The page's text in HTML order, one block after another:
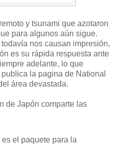
y tsunami que azotaron
para algunos aún sigue.
nos causan impresión,
es su rápida respuesta ante
adelante, lo que
la pagina de National
área devastada.
de Japón comparte las
el paquete para la